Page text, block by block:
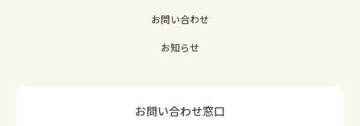
お問い合わせ
お知らせ
お問い合わせ窓口